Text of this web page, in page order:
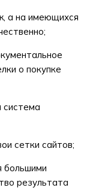
а на имеющихся
о покупке
система
сетки сайтов;
большими
результата